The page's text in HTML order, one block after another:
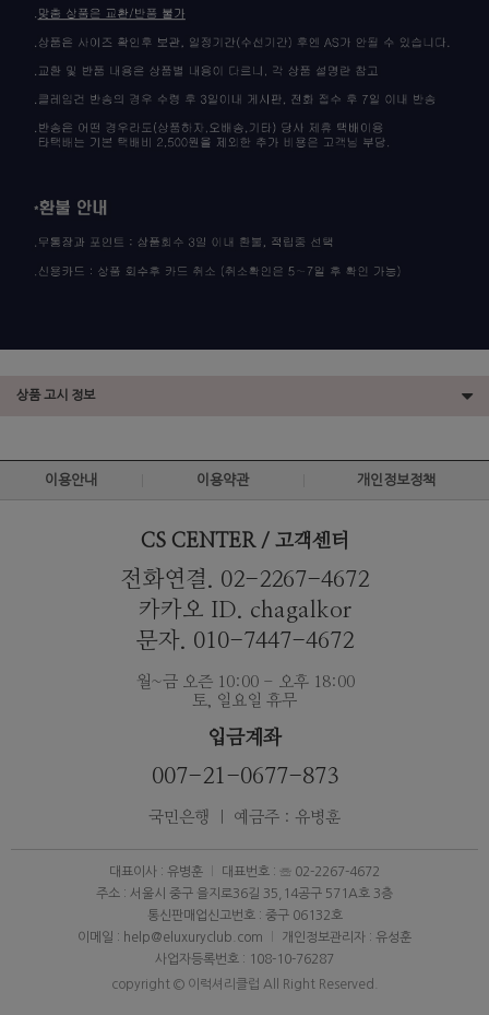
상품 고시 정보
이용안내 이용약관 개인정보정책
CS CENTER / 고객센터
전화연결. 02-2267-4672
카카오 ID. chagalkor
문자. 010-7447-4672
월~금 오즌 10:00 - 오후 18:00
토, 일요일 휴무
입금계좌
007-21-0677-873
국민은행 ｜ 예금주 : 유병훈
대표이사 : 유병훈
대표번호 : ☏ 02-2267-4672
주소 : 서울시 중구 을지로36길 35,14공구 571A호 3층
통신판매업신고번호 : 중구 06132호
이메일 : help@eluxuryclub.com
개인정보관리자 : 유성훈
사업자등록번호 : 108-10-76287
copyright © 이럭셔리클럽 All Right Reserved.